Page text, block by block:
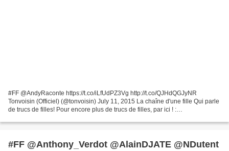
#FF @AndyRaconte https://t.co/iLfUdPZ3Vg http://t.co/QJHdQGJyNR
Tonvoisin (Officiel) (@tonvoisin) July 11, 2015 La chaîne d'une fille Qui parle
de trucs de filles! Pour encore plus de trucs de filles, par ici ! :
#FF @Anthony_Verdot @AlainDJATE @NDutent